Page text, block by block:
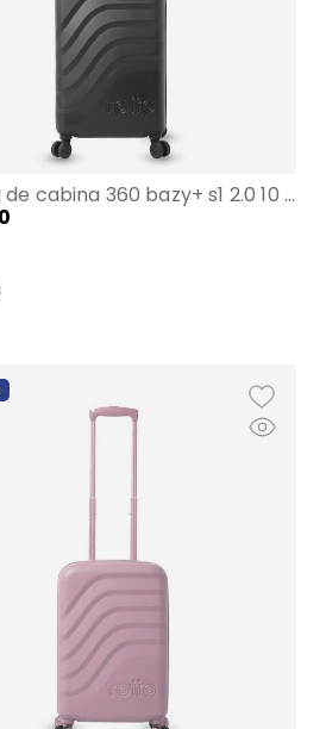
Maleta de cabina 360 bazy+ s1 2.0 10 kilos negra